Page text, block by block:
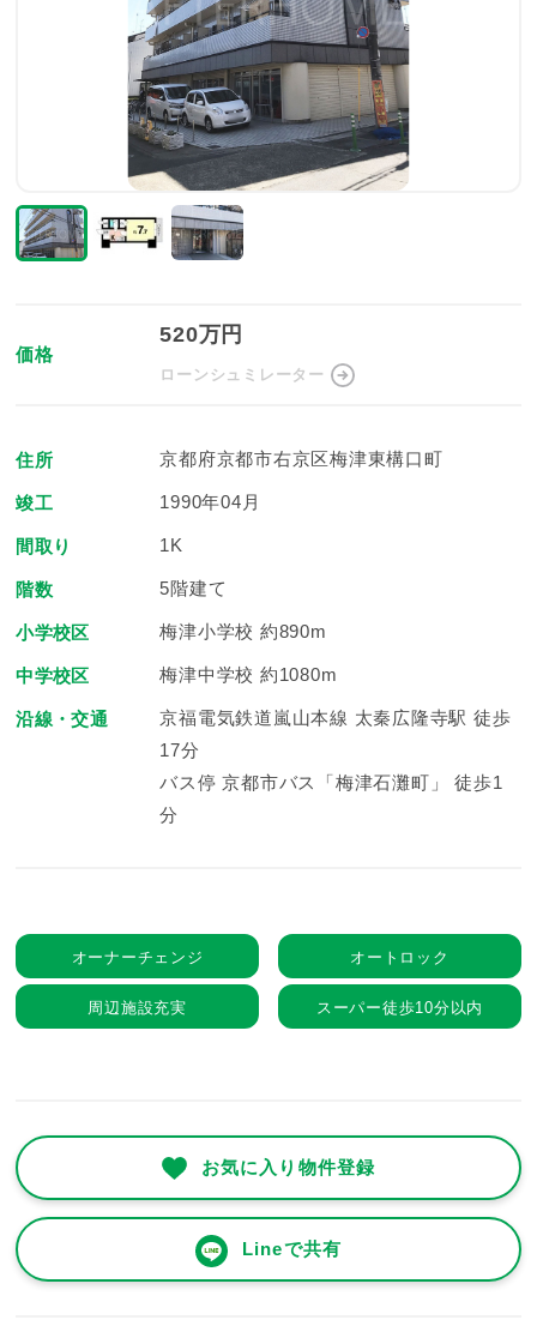
価格
520万円
ローンシュミレーター
住所 京都府京都市右京区梅津東構口町
竣工 1990年04月
間取り 1K
階数 5階建て
小学校区 梅津小学校 約890m
中学校区 梅津中学校 約1080m
沿線・交通
京福電気鉄道嵐山本線 太秦広隆寺駅 徒歩
17分
バス停 京都市バス「梅津石灘町」 徒歩1
分
オーナーチェンジ オートロック
周辺施設充実 スーパー徒歩10分以内
お気に入り物件登録
Lineで共有